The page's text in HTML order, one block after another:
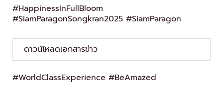
#HappinessInFullBloom
#SiamParagonSongkran2025 #SiamParagon
ดาวน์โหลดเอกสารข่าว
#WorldClassExperience #BeAmazed